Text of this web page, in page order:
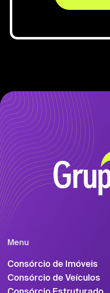
Menu
Consórcio de Imóveis
Consórcio de Veículos